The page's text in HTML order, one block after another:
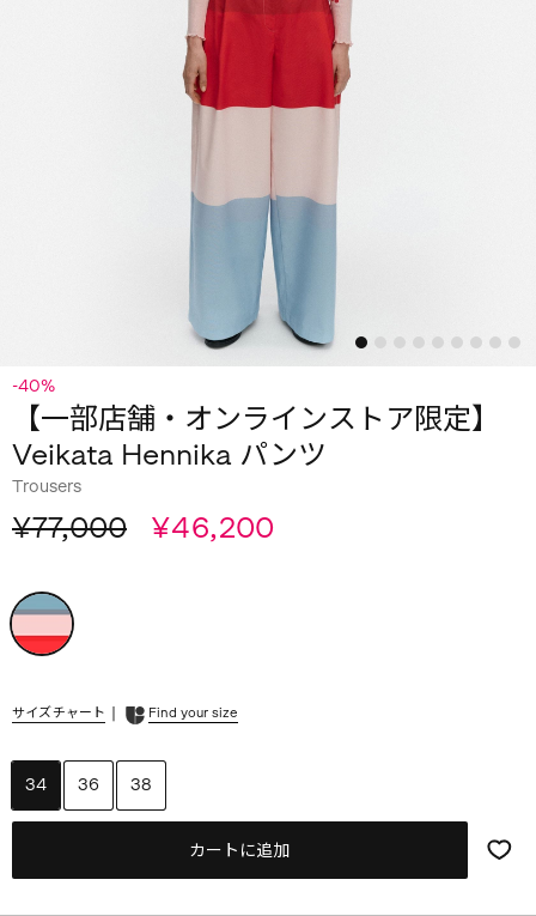
-40%
【一部店舗・オンラインストア限定】
Veikata Hennika パンツ
Trousers
¥77,000 ¥46,200
サイズチャート Find your size
34 36 38
カートに追加